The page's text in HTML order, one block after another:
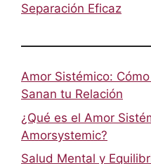
Separación Eficaz
Amor Sistémico:
Sanan tu Relación
¿Qué es el Amor
Amorsystemic?
Salud Mental y